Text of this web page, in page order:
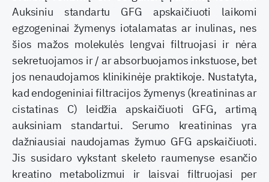
Auksiniu standartu GFG apskaičiuoti laikomi
egzogeninai žymenys iotalamatas ar inulinas, nes
šios mažos molekulės lengvai filtruojasi ir nėra
sekretuojamos ir / ar absorbuojamos inkstuose, bet
jos nenaudojamos klinikinėje praktikoje. Nustatyta,
kad endogeniniai filtracijos žymenys (kreatininas ar
cistatinas C) leidžia apskaičiuoti GFG, artimą
auksiniam standartui. Serumo kreatininas yra
dažniausiai naudojamas žymuo GFG apskaičiuoti.
Jis susidaro vykstant skeleto raumenyse esančio
kreatino metabolizmui ir laisvai filtruojasi per